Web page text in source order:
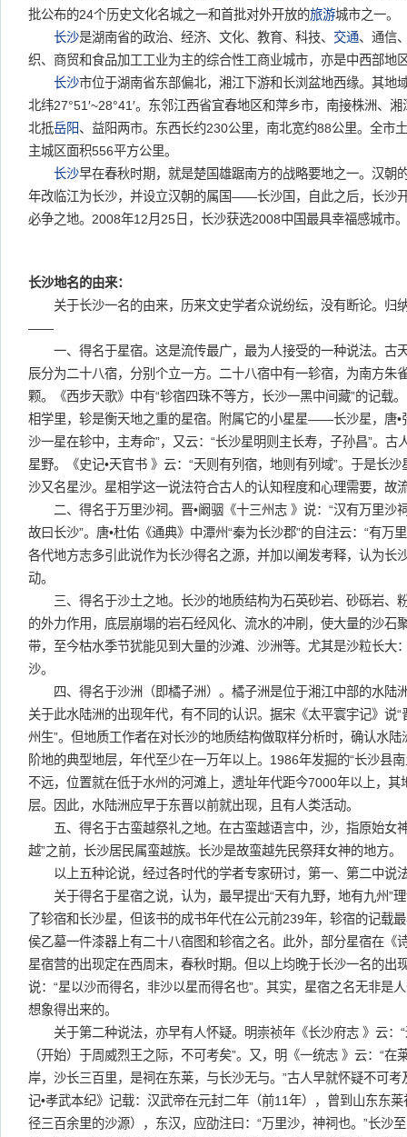
批公布的24个历史文化名城之一和首批对外开放的旅游城市之一。
长沙是湖南省的政治、经济、文化、教育、科技、 交通、通信
织、商贸和食品加工工业为主的综合性工商业城市，亦是中西部地
长沙市位于湖南省东部偏北，湘江下游和长浏盆地西缘。其地
北纬27°51′~28°41′。东邻江西省宜春地区和萍乡市，南接株洲、
北抵岳阳、益阳两市。东西长约230公里，南北宽约88公里。全市
主城区面积556平方公里。
长沙早在春秋时期，就是楚国雄踞南方的战略要地之一。汉朝
年改临江为长沙，并设立汉朝的属国——长沙国，自此之后，长沙
必争之地。2008年12月25日，长沙获选2008中国最具幸福感城市。
长沙地名的由来：
关于长沙一名的由来，历来文史学者众说纷纭，没有断论。归
——
一、得名于星宿。这是流传最广，最为人接受的一种说法。古
辰分为二十八宿，分别个立一方。二十八宿中有一轸宿，为南方朱
颗。《西步天歌》中有“轸宿四珠不等方，长沙一黑中间藏”的记载
相学里，轸是衡天地之重的星宿。附属它的小星星——长沙星，唐•
沙一星在轸中，主寿命”，又云：“长沙星明则主长寿，子孙昌”。古
星野。《史记•天官书 》云：“天则有列宿，地则有列域”。于是长
沙又名星沙。星相学这一说法符合古人的认知程度和心理需要，故
二、得名于万里沙祠。晋•阚骃《十三州志 》说：“汉有万里沙
故曰长沙”。唐•杜佑《通典》中潭州“秦为长沙郡”的自注云：“有万
各代地方志多引此说作为长沙得名之源，并加以阐发考释，认为长
动。
三、得名于沙土之地。长沙的地质结构为石英砂岩、砂砾岩、
的外力作用，底层崩塌的岩石经风化、流水的冲刷，使大量的沙石
带，至今枯水季节犹能见到大量的沙滩、沙洲等。尤其是沙粒长大
沙。
四、得名于沙洲（即橘子洲）。橘子洲是位于湘江中部的水陆
关于此水陆洲的出现年代，有不同的认识。据宋《太平寰宇记》说
州生”。但地质工作者在对长沙的地质结构做取样分析时，确认水
阶地的典型地层，年代至少在一万年以上。1986年发掘的“长沙县
不远，位置就在低于水州的河滩上，遗址年代距今7000年以上，其
层。因此，水陆洲应早于东晋以前就出现，且有人类活动。
五、得名于古蛮越祭礼之地。在古蛮越语言中，沙，指原始女
越”之前，长沙居民属蛮越族。长沙是故蛮越先民祭拜女神的地方。
以上五种论说，经过各时代的学者专家研讨，第一、第二中说
关于得名于星宿之说，认为，最早提出“天有九野，地有九州”
了轸宿和长沙星，但该书的成书年代在公元前239年，轸宿的记载
侯乙墓一件漆器上有二十八宿图和轸宿之名。此外，部分星宿在《
星宿营的出现定在西周末，春秋时期。但以上均晚于长沙一名的出
说：“星以沙而得名，非沙以星而得名也”。其实，星宿之名无非是
想象得出来的。
关于第二种说法，亦早有人怀疑。明崇祯年《长沙府志 》云：“
（开始）于周威烈王之际，不可考矣”。又，明《一统志 》云：“在
岸，沙长三百里，是祠在东莱，与长沙无与。”古人早就怀疑不可
记•孝武本纪》记载：汉武帝在元封二年（前11年），曾到山东东
径三百余里的沙源），东汉，应劭注曰：“万里沙，神祠也。”长沙